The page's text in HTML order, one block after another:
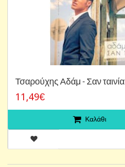
Τσαρούχης Αδάμ - Σαν ταινία
11,49€
Καλάθι